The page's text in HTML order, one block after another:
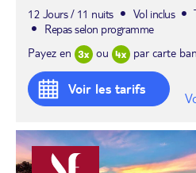
12 Jours / 11 nuits
Vol inclus
Repas selon programme
Payez en
ou par carte
Voir les tarifs